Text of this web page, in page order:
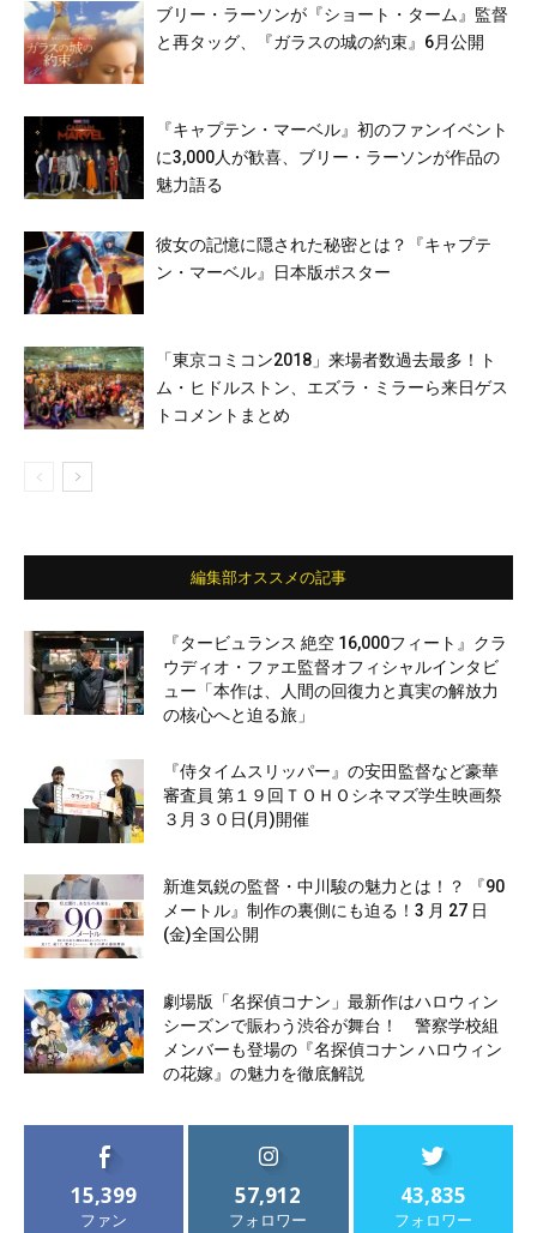
ブリー・ラーソンが『ショート・ターム』監督
と再タッグ、『ガラスの城の約束』6月公開
『キャプテン・マーベル』初のファンイベント
に3,000人が歓喜、ブリー・ラーソンが作品の
魅力語る
彼女の記憶に隠された秘密とは？『キャプテ
ン・マーベル』日本版ポスター
「東京コミコン2018」来場者数過去最多！ト
ム・ヒドルストン、エズラ・ミラーら来日ゲス
トコメントまとめ
編集部オススメの記事
『タービュランス 絶空 16,000フィート』クラ
ウディオ・ファエ監督オフィシャルインタビ
ュー「本作は、人間の回復力と真実の解放力
の核心へと迫る旅」
『侍タイムスリッパー』の安田監督など豪華
審査員 第１９回ＴＯＨＯシネマズ学生映画祭
３月３０日(月)開催
新進気鋭の監督・中川駿の魅力とは！？ 『90
メートル』制作の裏側にも迫る！3 月 27 日
(金)全国公開
劇場版「名探偵コナン」最新作はハロウィン
シーズンで賑わう渋谷が舞台！ 警察学校組
メンバーも登場の『名探偵コナン ハロウィン
の花嫁』の魅力を徹底解説
15,399
ファン
57,912
フォロワー
43,835
フォロワー